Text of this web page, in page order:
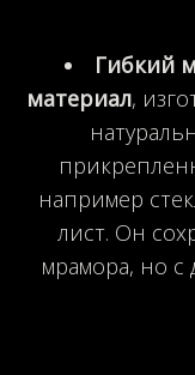
Гибкий
материал,
например
лист. Он
мрамора, но с